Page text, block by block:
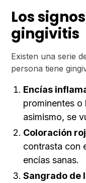
Los
gingivitis
Existen una serie
persona tiene
Encías
prominentes o
asimismo, se
Coloración
contrasta con
encías sanas.
Sangrado de